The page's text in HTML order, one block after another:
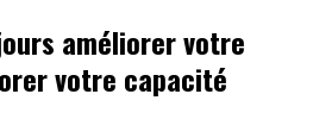
améliorer votre
votre capacité